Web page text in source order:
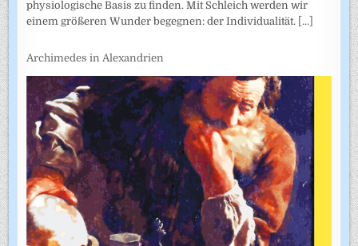
physiologische Basis zu finden. Mit Schleich werden wir
einem größeren Wunder begegnen: der Individualität. [...]
Archimedes in Alexandrien